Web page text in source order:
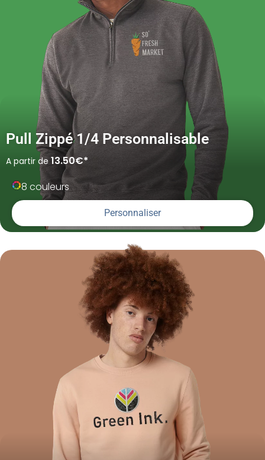
Pull Zippé 1/4 Personnalisable
A partir de 13.50€*
8 couleurs
Personnaliser